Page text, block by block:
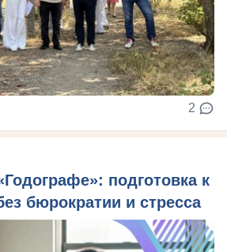
2
подготовка к
бюрократии и стресса